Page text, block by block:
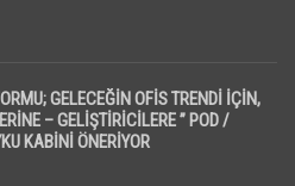
GELECEĞİN OFİS TRENDİ İÇİN,
– GELİŞTİRİCİLERE ” POD /
KABİNİ ÖNERİYOR